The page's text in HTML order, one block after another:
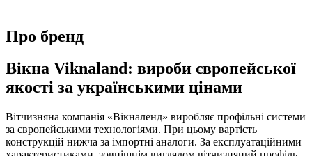
Про бренд
Вікна Viknaland: вироби європейської
якості за українськими цінами
Вітчизняна компанія «Вікналенд» виробляє профільні системи
за європейськими технологіями. При цьому вартість
конструкцій нижча за імпортні аналоги. За експлуатаційними